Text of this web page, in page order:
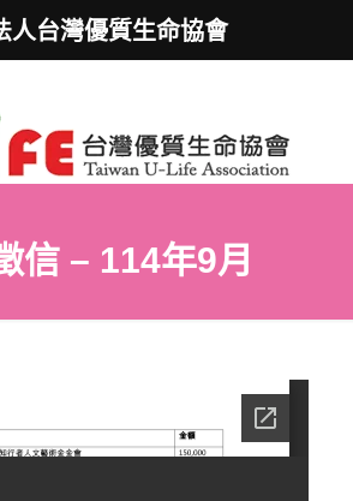
信 – 114年9月
人台灣優質生命協會